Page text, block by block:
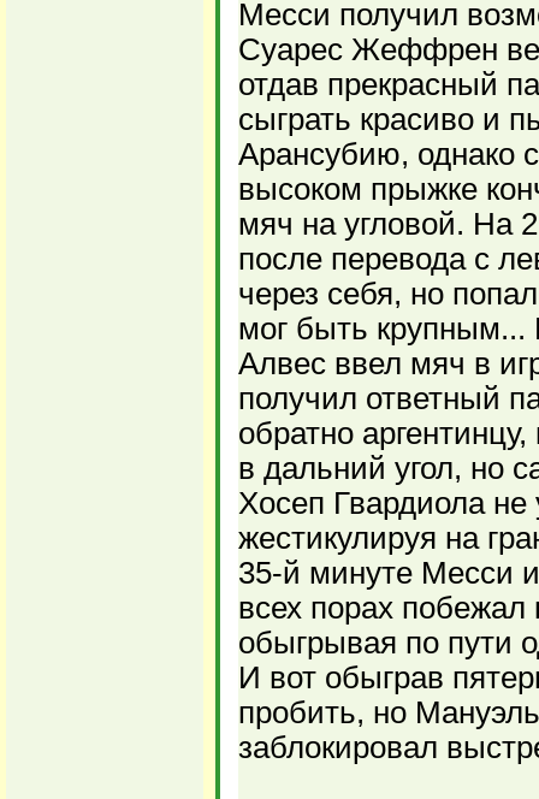
Месси получил
Суарес Жеффрен
отдав прекрасный
сыграть красиво и
Арансубию, однако
высоком прыжке
мяч на угловой. На
после перевода с
через себя, но
мог быть
Алвес ввел мяч в
получил ответный
обратно
в дальний угол, но
Хосеп Гвардиола не
жестикулируя на
35-й минуте Месси
всех порах
обыгрывая по пути
И вот обыграв
пробить, но
заблокировал